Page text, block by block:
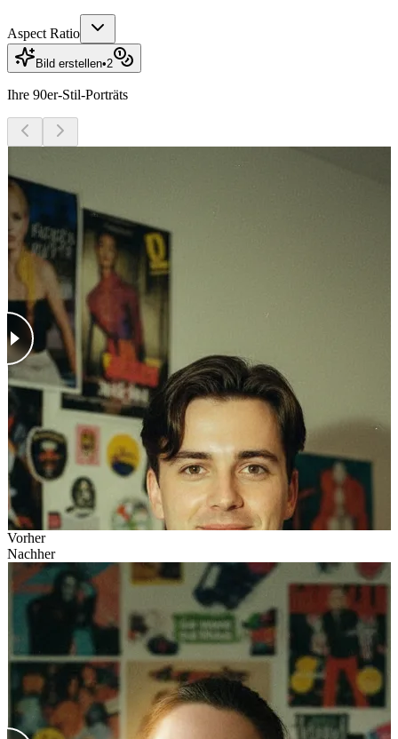
Aspect Ratio
Bild erstellen•2
Ihre 90er-Stil-Porträts
Vorher
Nachher